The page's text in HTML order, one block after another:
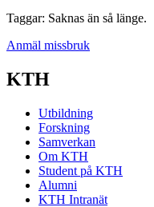
Taggar: Saknas än så länge.
Anmäl missbruk
KTH
Utbildning
Forskning
Samverkan
Om KTH
Student på KTH
Alumni
KTH Intranät